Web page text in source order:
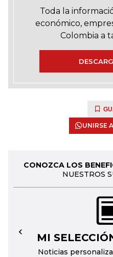
Toda la
económico,
Colombia a
UNIRSE
CONOZCA LOS
NUESTROS
MI
Noticias
←